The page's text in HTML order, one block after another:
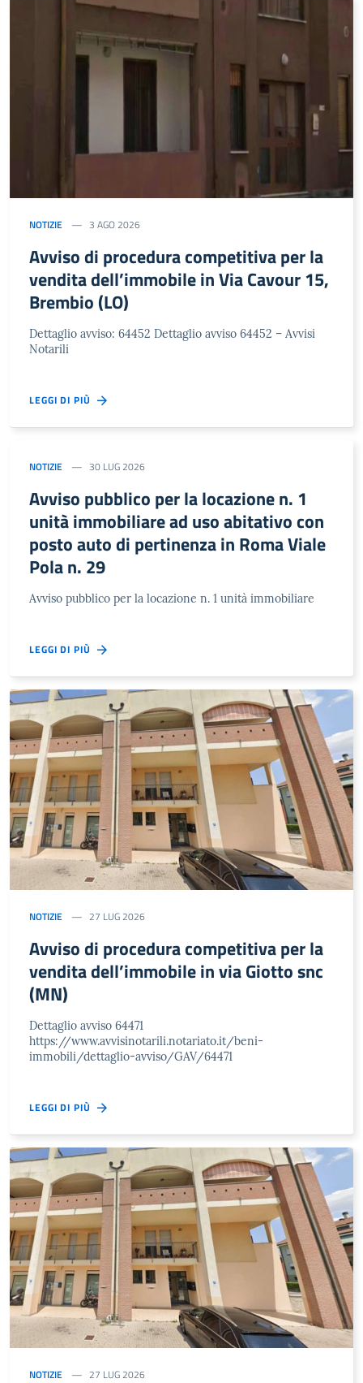
NOTIZIE 3 AGO 2026
Avviso di procedura competitiva per la
vendita dell’immobile in Via Cavour 15,
Brembio (LO)
Dettaglio avviso: 64452 Dettaglio avviso 64452 – Avvisi
Notarili
LEGGI DI PIÙ
NOTIZIE 30 LUG 2026
Avviso pubblico per la locazione n. 1
unità immobiliare ad uso abitativo con
posto auto di pertinenza in Roma Viale
Pola n. 29
Avviso pubblico per la locazione n. 1 unità immobiliare
LEGGI DI PIÙ
NOTIZIE 27 LUG 2026
Avviso di procedura competitiva per la
vendita dell’immobile in via Giotto snc
(MN)
Dettaglio avviso 64471
https://www.avvisinotarili.notariato.it/beni-
immobili/dettaglio-avviso/GAV/64471
LEGGI DI PIÙ
NOTIZIE 27 LUG 2026